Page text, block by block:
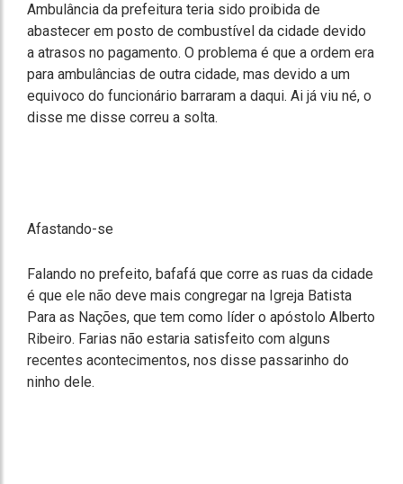
Ambulância da prefeitura teria sido proibida de
abastecer em posto de combustível da cidade devido
a atrasos no pagamento. O problema é que a ordem era
para ambulâncias de outra cidade, mas devido a um
equivoco do funcionário barraram a daqui. Ai já viu né, o
disse me disse correu a solta.
Afastando-se
Falando no prefeito, bafafá que corre as ruas da cidade
é que ele não deve mais congregar na Igreja Batista
Para as Nações, que tem como líder o apóstolo Alberto
Ribeiro. Farias não estaria satisfeito com alguns
recentes acontecimentos, nos disse passarinho do
ninho dele.